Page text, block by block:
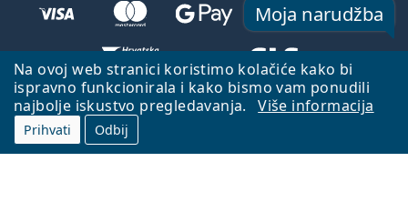
Na ovoj web stranici koristimo kolačiće kako bi
ispravno funkcionirala i kako bismo vam ponudili
najbolje iskustvo pregledavanja.
Više informacija
Prihvati Odbij
Moja narudžba
Natrag na početnu stranicu
Idi gore
Lentiamo.hr je u vlasništvu i upravljanju tvrtke Lentiamo s.r.o., Češka
Republika